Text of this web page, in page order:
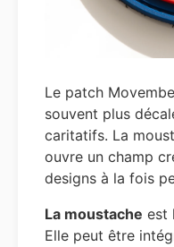
Le patch
souvent plus
caritatifs. La
ouvre un champ
designs à la fois
La moustache est
Elle peut être